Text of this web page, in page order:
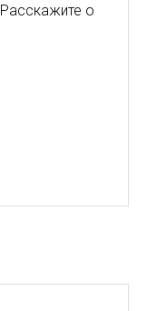
. Расскажите о